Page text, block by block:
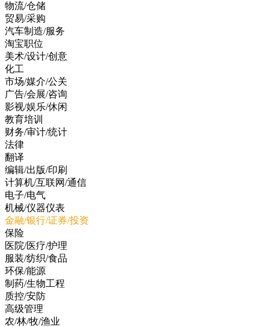
物流/仓储
贸易/采购
汽车制造/服务
淘宝职位
美术/设计/创意
化工
市场/媒介/公关
广告/会展/咨询
影视/娱乐/休闲
教育培训
财务/审计/统计
法律
翻译
编辑/出版/印刷
计算机/互联网/通信
电子/电气
机械/仪器仪表
金融/银行/证券/投资
保险
医院/医疗/护理
服装/纺织/食品
环保/能源
制药/生物工程
质控/安防
高级管理
农/林/牧/渔业